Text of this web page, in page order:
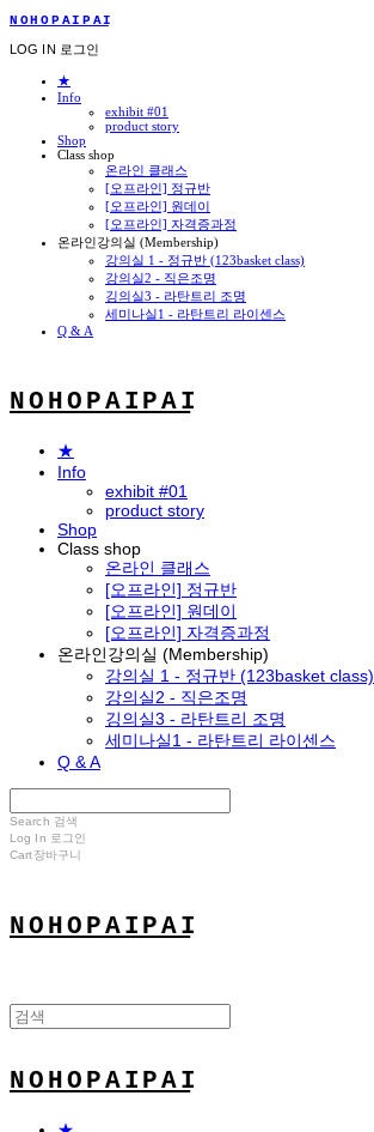
N O H O P A I P A I
LOG IN 로그인
★
Info
exhibit #01
product story
Shop
Class shop
온라인 클래스
[오프라인] 정규반
[오프라인] 원데이
[오프라인] 자격증과정
온라인강의실 (Membership)
강의실 1 - 정규반 (123basket class)
강의실2 - 직은조명
깅의실3 - 라탄트리 조명
세미나실1 - 라탄트리 라이센스
Q & A
N O H O P A I P A I
★
Info
exhibit #01
product story
Shop
Class shop
온라인 클래스
[오프라인] 정규반
[오프라인] 원데이
[오프라인] 자격증과정
온라인강의실 (Membership)
강의실 1 - 정규반 (123basket class)
강의실2 - 직은조명
깅의실3 - 라탄트리 조명
세미나실1 - 라탄트리 라이센스
Q & A
Search 검색
Log In 로그인
Cart장바구니
N O H O P A I P A I
N O H O P A I P A I